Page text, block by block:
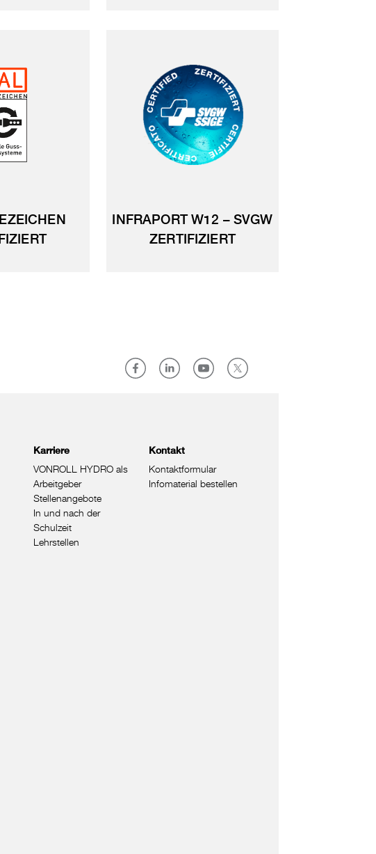
INFRAPORT W12 – SVGW
ZERTIFIZIERT
Karriere
VONROLL HYDRO als
Arbeitgeber
Stellenangebote
In und nach der
Schulzeit
Lehrstellen
Kontakt
Kontaktformular
Infomaterial bestellen